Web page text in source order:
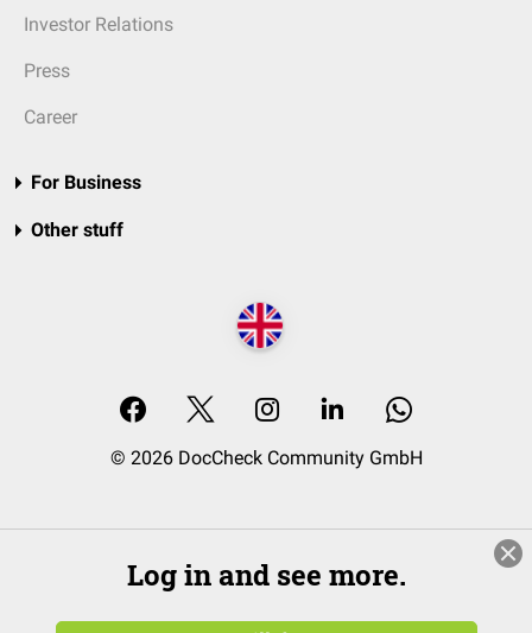
Investor Relations
Press
Career
For Business
Other stuff
© 2026 DocCheck Community GmbH
Log in and see more.